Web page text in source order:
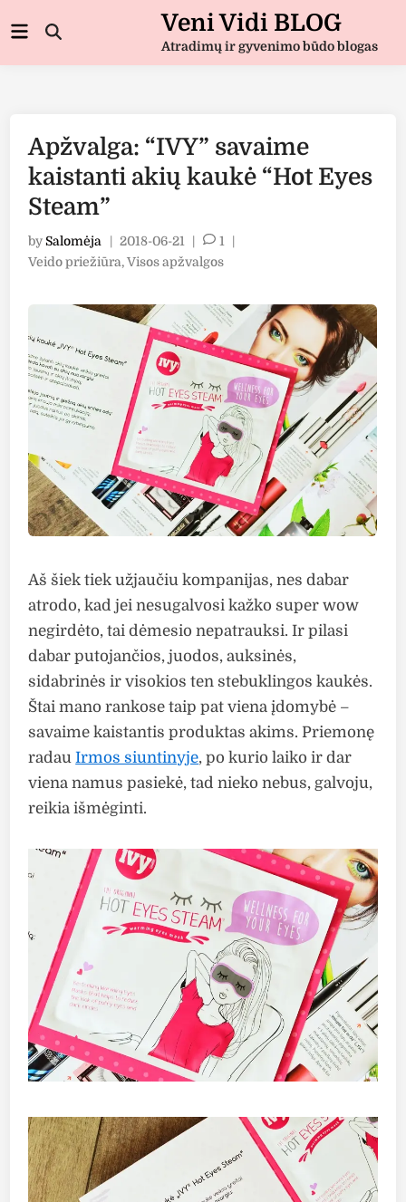
to
Veni Vidi BLOG
Atradimų ir gyvenimo būdo blogas
Open
Main
Apžvalga: “IVY” savaime
kaistanti akių kaukė “Hot Eyes
Steam”
bySalomėja 2018-06-21 1
Posted
Veido priežiūra,Visos apžvalgos
Aš šiek tiek užjaučiu kompanijas, nes dabar
atrodo, kad jei nesugalvosi kažko super wow
negirdėto, tai dėmesio nepatrauksi. Ir pilasi
dabar putojančios, juodos, auksinės,
sidabrinės ir visokios ten stebuklingos kaukės.
Štai mano rankose taip pat viena įdomybė –
savaime kaistantis produktas akims. Priemonę
radauIrmos siuntinyje, po kurio laiko ir dar
viena namus pasiekė, tad nieko nebus, galvoju,
reikia išmėginti.